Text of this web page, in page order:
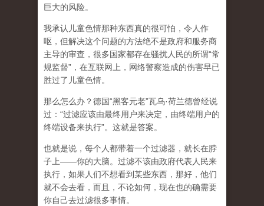
巨大的风险。
我承认儿童色情那种东西真的很可怕，令人作
呕，但解决这个问题的方法绝不是政府和服务商
主导的审查，很多国家都存在骚扰人民的所谓“常
规监督”，在互联网上，网络警察造成的伤害早已
胜过了儿童色情。
那么怎么办？德国“黑客元老”瓦乌·荷兰德曾经说
过：“过滤应该由最终用户来决定，由终端用户的
终端设备来执行”。这就是答案。
也就是说，每个人都带着一个过滤器，就长在脖
子上——你的大脑。过滤不该由政府代表人民来
执行，如果人们不想看到某些东西，那好，他们
就不会去看，而且，不论如何，现在也的确需要
你自己去过滤很多事情。